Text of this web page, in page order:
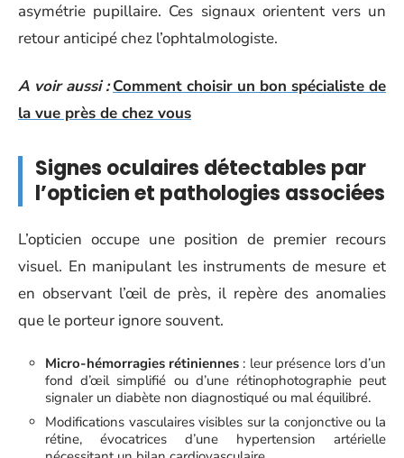
asymétrie pupillaire. Ces signaux orientent vers un
retour anticipé chez l’ophtalmologiste.
A voir aussi : Comment choisir un bon spécialiste de
la vue près de chez vous
Signes oculaires détectables par
l’opticien et pathologies associées
L’opticien occupe une position de premier recours
visuel. En manipulant les instruments de mesure et
en observant l’œil de près, il repère des anomalies
que le porteur ignore souvent.
Micro-hémorragies rétiniennes : leur présence lors d’un
fond d’œil simplifié ou d’une rétinophotographie peut
signaler un diabète non diagnostiqué ou mal équilibré.
Modifications vasculaires visibles sur la conjonctive ou la
rétine, évocatrices d’une hypertension artérielle